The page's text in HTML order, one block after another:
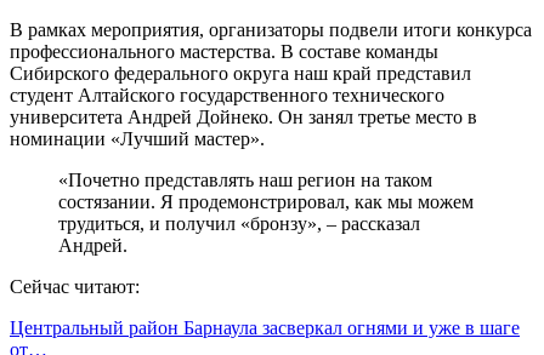
В рамках мероприятия, организаторы подвели итоги конкурса
профессионального мастерства. В составе команды
Сибирского федерального округа наш край представил
студент Алтайского государственного технического
университета Андрей Дойнеко. Он занял третье место в
номинации «Лучший мастер».
«Почетно представлять наш регион на таком
состязании. Я продемонстрировал, как мы можем
трудиться, и получил «бронзу», – рассказал
Андрей.
Сейчас читают:
Центральный район Барнаула засверкал огнями и уже в шаге
от…